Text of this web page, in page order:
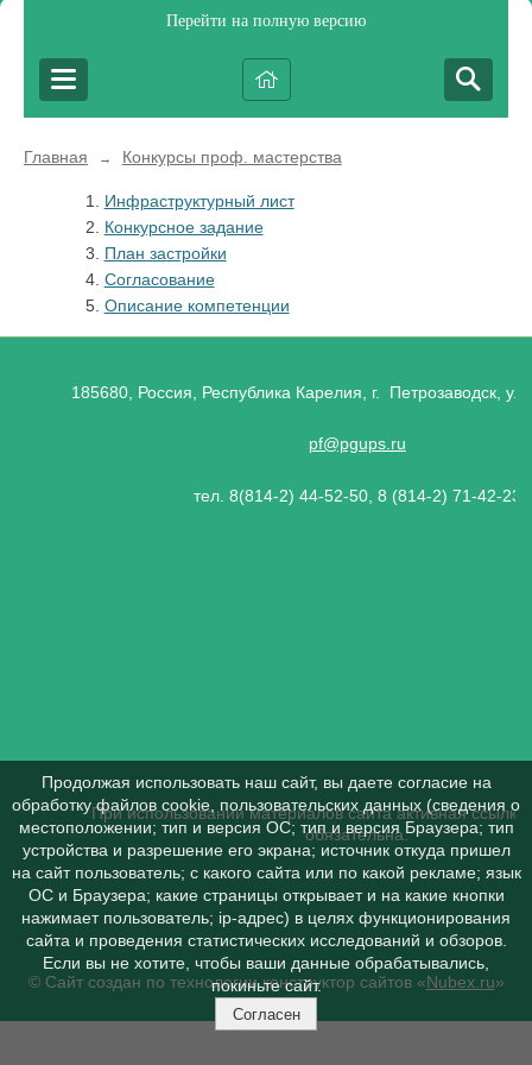
Перейти на полную версию
Главная → Конкурсы проф. мастерства
Инфраструктурный лист
Конкурсное задание
План застройки
Согласование
Описание компетенции
185680, Россия, Республика Карелия, г. Петрозаводск,
pf@pgups.ru
тел. 8(814-2) 44-52-50, 8 (814-2) 71-42-23
При использовании материалов сайта активная ссылка
обязательна.
© Сайт создан по технологии конструктор сайтов «Nubex.ru»
Продолжая использовать наш сайт, вы даете согласие на
обработку файлов cookie, пользовательских данных (сведения о
местоположении; тип и версия ОС; тип и версия Браузера; тип
устройства и разрешение его экрана; источник откуда пришел
на сайт пользователь; с какого сайта или по какой рекламе; язык
ОС и Браузера; какие страницы открывает и на какие кнопки
нажимает пользователь; ip-адрес) в целях функционирования
сайта и проведения статистических исследований и обзоров.
Если вы не хотите, чтобы ваши данные обрабатывались,
покиньте сайт.
Согласен